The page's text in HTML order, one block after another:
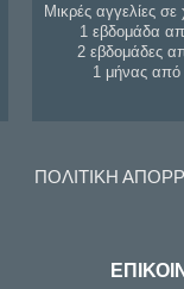
Μικρές αγγελίες σε
1 εβδομάδα
2 εβδομάδες
1 μήνας
ΠΟΛΙΤΙΚΗ